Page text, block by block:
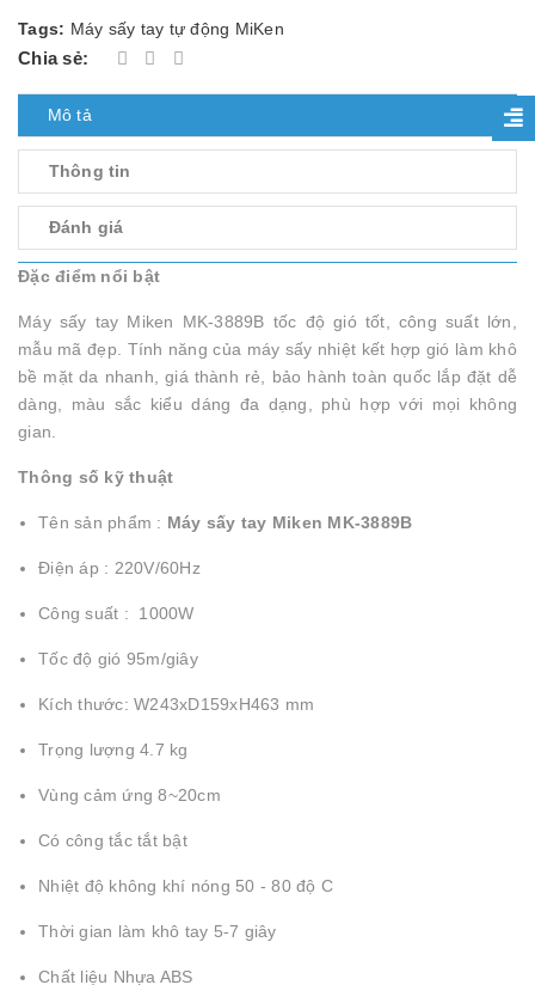
Tags: Máy sấy tay tự động MiKen
Chia sẻ:
Mô tả
Thông tin
Đánh giá
Đặc điểm nổi bật
Máy sấy tay Miken MK-3889B tốc độ gió tốt, công suất lớn,
mẫu mã đẹp. Tính năng của máy sấy nhiệt kết hợp gió làm khô
bề mặt da nhanh, giá thành rẻ, bảo hành toàn quốc lắp đặt dễ
dàng, màu sắc kiểu dáng đa dạng, phù hợp với mọi không
gian.
Thông số kỹ thuật
Tên sản phẩm : Máy sấy tay Miken MK-3889B
Điện áp : 220V/60Hz
Công suất : 1000W
Tốc độ gió 95m/giây
Kích thước: W243xD159xH463 mm
Trọng lượng 4.7 kg
Vùng cảm ứng 8~20cm
Có công tắc tắt bật
Nhiệt độ không khí nóng 50 - 80 độ C
Thời gian làm khô tay 5-7 giây
Chất liệu Nhựa ABS